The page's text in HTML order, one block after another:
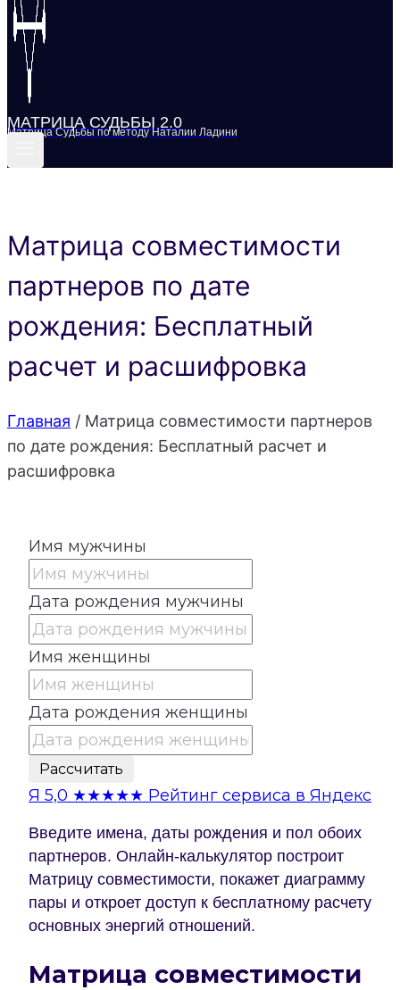
МАТРИЦА СУДЬБЫ 2.0
Матрица Судьбы по методу Наталии Ладини
Матрица совместимости
партнеров по дате
рождения: Бесплатный
расчет и расшифровка
Главная / Матрица совместимости партнеров
по дате рождения: Бесплатный расчет и
расшифровка
Имя мужчины
Дата рождения мужчины
Имя женщины
Дата рождения женщины
Рассчитать
Я 5,0 ★★★★★ Рейтинг сервиса в Яндекс
Введите имена, даты рождения и пол обоих
партнеров. Онлайн-калькулятор построит
Матрицу совместимости, покажет диаграмму
пары и откроет доступ к бесплатному расчету
основных энергий отношений.
Матрица совместимости